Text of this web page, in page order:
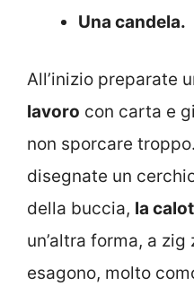
Una candela.
All’inizio preparate
lavoro con carta e
non sporcare
disegnate un
della buccia, la
un’altra forma, a
esagono, molto